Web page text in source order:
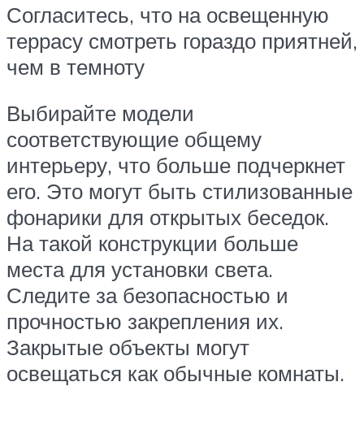
Согласитесь, что на освещенную
террасу смотреть гораздо приятней,
чем в темноту
Выбирайте модели
соответствующие общему
интерьеру, что больше подчеркнет
его. Это могут быть стилизованные
фонарики для открытых беседок.
На такой конструкции больше
места для установки света.
Следите за безопасностью и
прочностью закрепления их.
Закрытые объекты могут
освещаться как обычные комнаты.